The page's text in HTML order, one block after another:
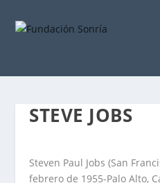
STEVE JOBS
Steven Paul Jobs (San
febrero de 1955-Palo Alto,